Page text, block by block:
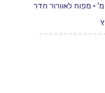
• מפוח לאוורור חדר